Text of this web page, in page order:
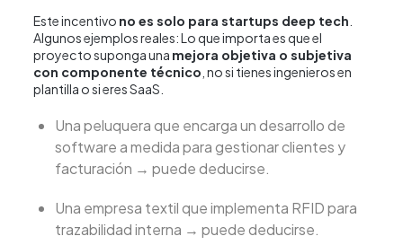
Este incentivo no es solo para startups deep tech
Algunos ejemplos reales: Lo que importa es que el
proyecto suponga una mejora objetiva o subjetiva
con componente técnico , no si tienes ingenieros en
plantilla o si eres SaaS.
Una peluquera que encarga un desarrollo de
software a medida para gestionar clientes y
facturación → puede deducirse.
Una empresa textil que implementa RFID para
trazabilidad interna → puede deducirse.